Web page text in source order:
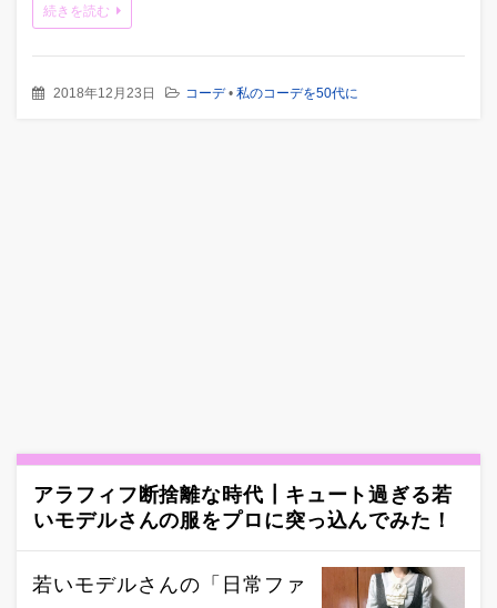
続きを読む
2018年12月23日 コーデ• 私のコーデを50代に
アラフィフ断捨離な時代┃キュート過ぎる若
いモデルさんの服をプロに突っ込んでみた！
若いモデルさんの「日常ファ